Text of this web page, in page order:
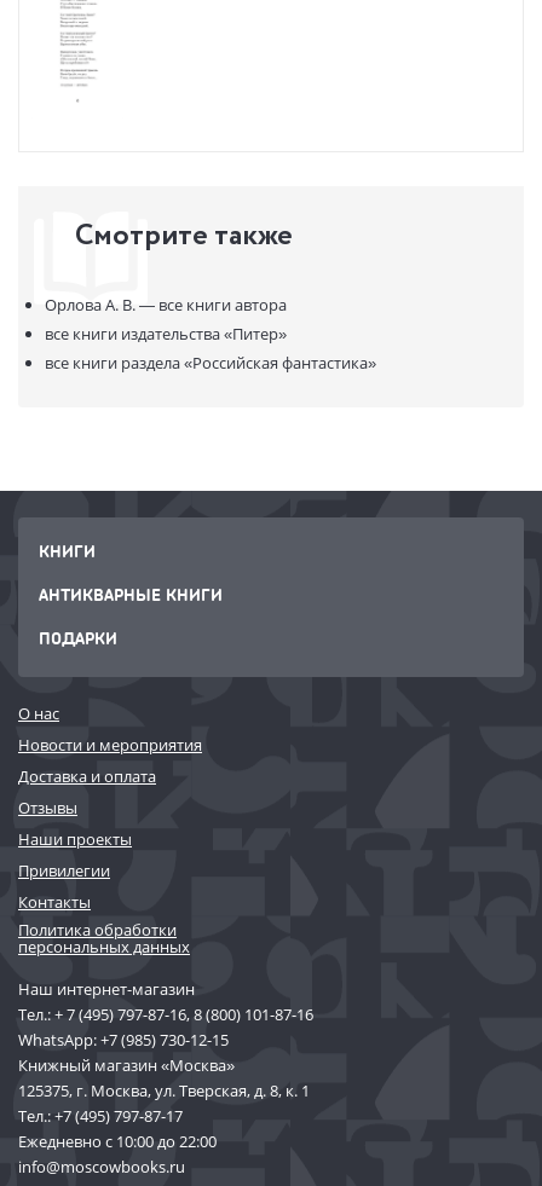
Смотрите также
Орлова А. В. — все книги автора
все книги издательства«Питер»
все книги раздела«Российская фантастика»
КНИГИ
АНТИКВАРНЫЕ КНИГИ
ПОДАРКИ
О нас
Новости и мероприятия
Доставка и оплата
Отзывы
Наши проекты
Привилегии
Контакты
Политика обработки
персональных данных
Наш интернет-магазин
Тел.:+ 7 (495) 797-87-16,8 (800) 101-87-16
WhatsApp:+7 (985) 730-12-15
Книжный магазин «Москва»
125375, г. Москва, ул. Тверская, д. 8, к. 1
Тел.:+7 (495) 797-87-17
Ежедневно с 10:00 до 22:00
info@moscowbooks.ru